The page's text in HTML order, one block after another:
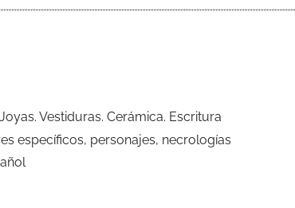
Vestiduras. Cerámica. Escritura
específicos, personajes, necrologías